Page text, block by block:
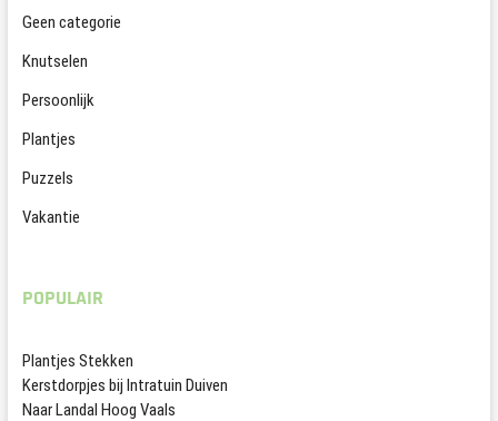
Geen categorie
Knutselen
Persoonlijk
Plantjes
Puzzels
Vakantie
POPULAIR
Plantjes Stekken
Kerstdorpjes bij Intratuin Duiven
Naar Landal Hoog Vaals